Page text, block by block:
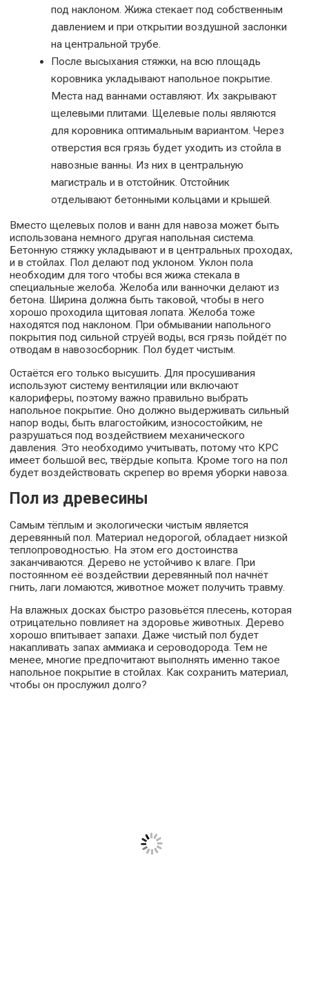
под наклоном. Жижа стекает под собственным
давлением и при открытии воздушной заслонки
на центральной трубе.
После высыхания стяжки, на всю площадь
коровника укладывают напольное покрытие.
Места над ваннами оставляют. Их закрывают
щелевыми плитами. Щелевые полы являются
для коровника оптимальным вариантом. Через
отверстия вся грязь будет уходить из стойла в
навозные ванны. Из них в центральную
магистраль и в отстойник. Отстойник
отделывают бетонными кольцами и крышей.
Вместо щелевых полов и ванн для навоза может быть
использована немного другая напольная система.
Бетонную стяжку укладывают и в центральных проходах,
и в стойлах. Пол делают под уклоном. Уклон пола
необходим для того чтобы вся жижа стекала в
специальные желоба. Желоба или ванночки делают из
бетона. Ширина должна быть таковой, чтобы в него
хорошо проходила щитовая лопата. Желоба тоже
находятся под наклоном. При обмывании напольного
покрытия под сильной струёй воды, вся грязь пойдёт по
отводам в навозосборник. Пол будет чистым.
Остаётся его только высушить. Для просушивания
используют систему вентиляции или включают
калориферы, поэтому важно правильно выбрать
напольное покрытие. Оно должно выдерживать сильный
напор воды, быть влагостойким, износостойким, не
разрушаться под воздействием механического
давления. Это необходимо учитывать, потому что КРС
имеет большой вес, твёрдые копыта. Кроме того на пол
будет воздействовать скрепер во время уборки навоза.
Пол из древесины
Самым тёплым и экологически чистым является
деревянный пол. Материал недорогой, обладает низкой
теплопроводностью. На этом его достоинства
заканчиваются. Дерево не устойчиво к влаге. При
постоянном её воздействии деревянный пол начнёт
гнить, лаги ломаются, животное может получить травму.
На влажных досках быстро разовьётся плесень, которая
отрицательно повлияет на здоровье животных. Дерево
хорошо впитывает запахи. Даже чистый пол будет
накапливать запах аммиака и сероводорода. Тем не
менее, многие предпочитают выполнять именно такое
напольное покрытие в стойлах. Как сохранить материал,
чтобы он прослужил долго?